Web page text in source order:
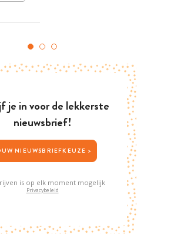
je in voor de lekkerste
nieuwsbrief!
JOUW NIEUWSBRIEFKEUZE >
is op elk moment mogelijk
Privacybeleid